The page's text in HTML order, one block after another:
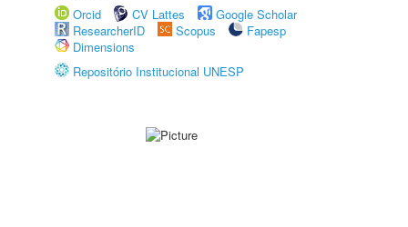
Orcid
CV Lattes
Google Scholar
ResearcherID
Scopus
Fapesp
Dimensions
Repositório Institucional UNESP